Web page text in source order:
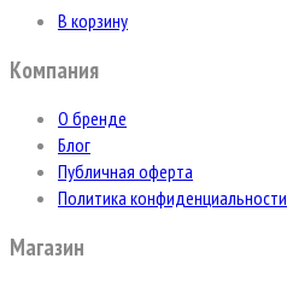
В корзину
Компания
О бренде
Блог
Публичная оферта
Политика конфиденциальности
Магазин